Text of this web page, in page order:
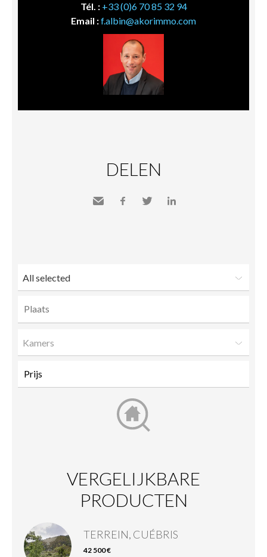
Tél. : +33 (0)6 70 85 32 94
Email :f.albin@akorimmo.com
DELEN
All selected
Kamers
VERGELIJKBARE
PRODUCTEN
TERREIN, CUÉBRIS
42 500 €